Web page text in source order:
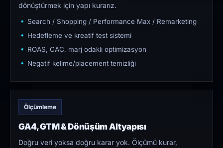
dönüştürmek için yapı kurarız.
Search / Shopping / Performance Max / Remarketing
Hedefleme ve kreatif test sistemi
ROAS, CAC, marj odaklı optimizasyon
Negatif kelime/placement temizliği
Ölçümleme
GA4, GTM & Dönüşüm Altyapısı
Doğru veri yoksa doğru karar yok. Ölçümü kurar,